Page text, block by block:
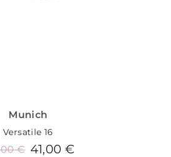
Munich
Versatile 16
41,00 €
€